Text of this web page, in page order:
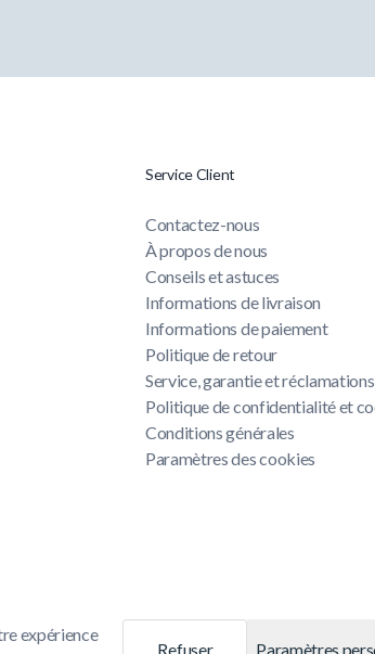
expérience
Refuser Paramètres
Service Client
Contactez-nous
À propos de nous
Conseils et astuces
Informations de livraison
Informations de paiement
Politique de retour
Service, garantie et réclamations
Politique de confidentialité et
Conditions générales
Paramètres des cookies